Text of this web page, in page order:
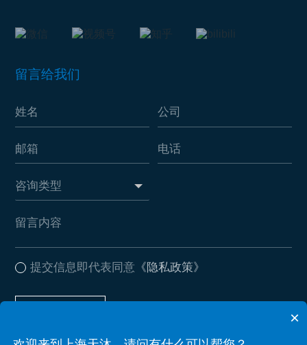
留言给我们
提交信息即代表同意 《隐私政策》
×